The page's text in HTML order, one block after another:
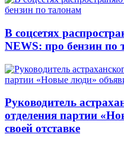
В соцсетях
NEWS: про бензин по
Руководитель
отделения партии
своей отставке